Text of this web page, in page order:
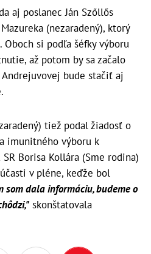
aj poslanec Ján Szőllős
(nezaradený), ktorý
si podľa šéfky výboru
až potom by sa začalo
bude stačiť aj
tiež podal žiadosť o
imunitného výboru k
Borisa Kollára (Sme rodina)
v pléne, keďže bol
som dala informáciu, budeme o
skonštatovala